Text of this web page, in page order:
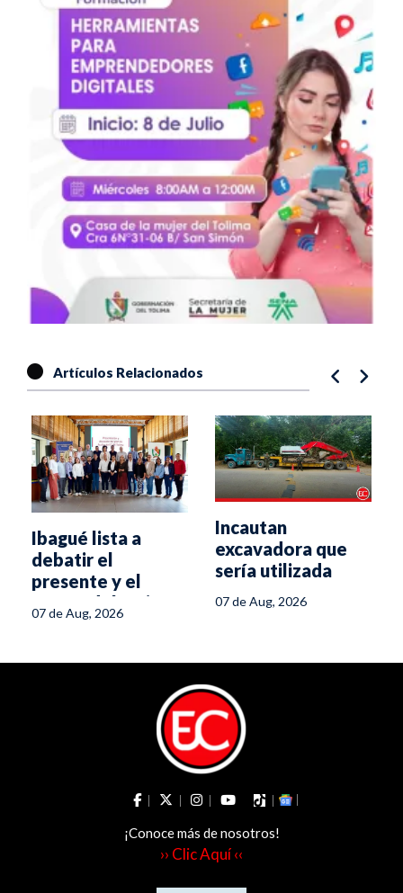
Artículos Relacionados
Ibagué lista a
debatir el
presente y el
futuro del turismo
en el Tolima
07 de Aug, 2026
Incautan
excavadora que
sería utilizada
en el sur del
07 de Aug, 2026
¡Conoce más de nosotros!
›› Clic Aquí ‹‹